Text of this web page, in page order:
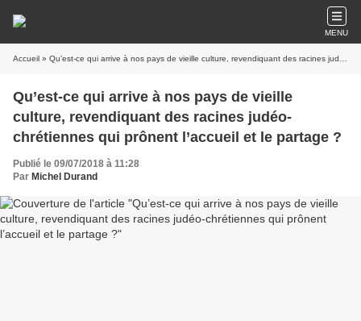
MENU
Accueil » Qu’est-ce qui arrive à nos pays de vieille culture, revendiquant des racines judéo-chrétiennes qui prônent l’accueil et le partage ?
Qu’est-ce qui arrive à nos pays de vieille
culture, revendiquant des racines judéo-
chrétiennes qui prônent l’accueil et le partage ?
Publié le 09/07/2018 à 11:28
Par Michel Durand